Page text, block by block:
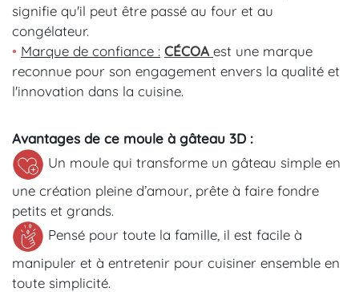
signifie qu'il peut être passé au four et au
congélateur.
• Marque de confiance : CÉCOA est une marque
reconnue pour son engagement envers la qualité et
l'innovation dans la cuisine.
Avantages de ce moule à gâteau 3D :
Un moule qui transforme un gâteau simple en
une création pleine d’amour, prête à faire fondre
petits et grands.
Pensé pour toute la famille, il est facile à
manipuler et à entretenir pour cuisiner ensemble en
toute simplicité.